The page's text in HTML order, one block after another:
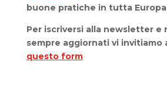
buone pratiche in tutta Europa
Per iscriversi alla newsletter e
sempre aggiornati vi invitiamo
questo form